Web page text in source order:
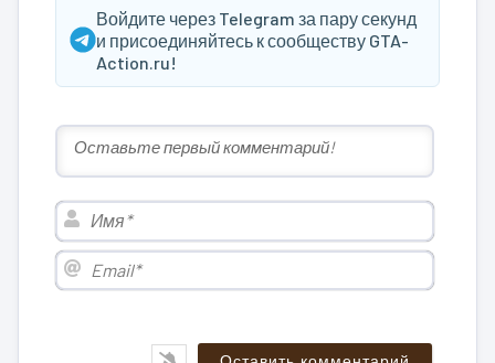
Войдите через Telegram за пару секунд
и присоединяйтесь к сообществу GTA-
Action.ru!
Имя*
Email*